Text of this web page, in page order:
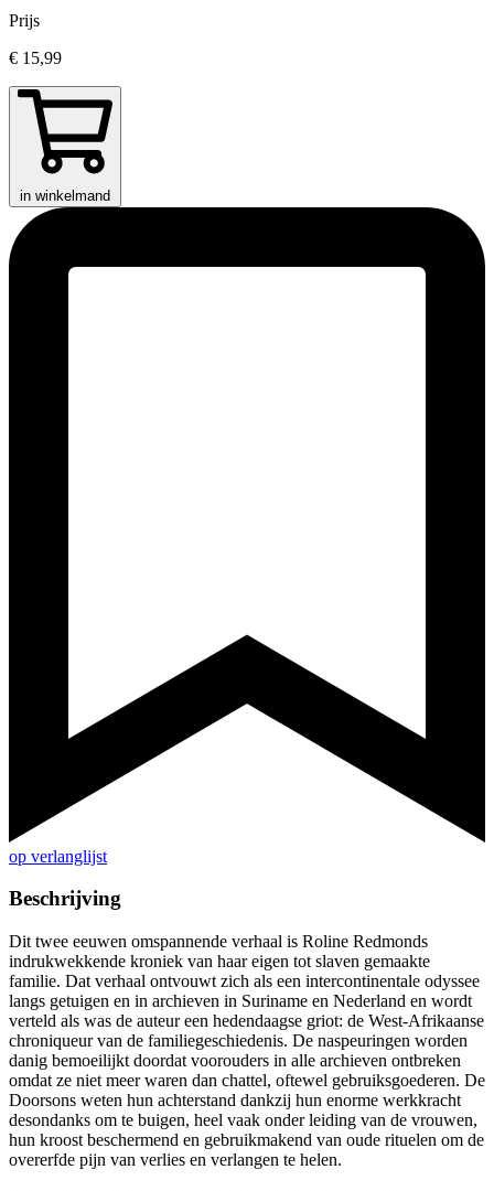
Prijs
€ 15,99
in winkelmand
op verlanglijst
Beschrijving
Dit twee eeuwen omspannende verhaal is Roline Redmonds
indrukwekkende kroniek van haar eigen tot slaven gemaakte
familie. Dat verhaal ontvouwt zich als een intercontinentale odyssee
langs getuigen en in archieven in Suriname en Nederland en wordt
verteld als was de auteur een hedendaagse griot: de West-Afrikaanse
chroniqueur van de familiegeschiedenis. De naspeuringen worden
danig bemoeilijkt doordat voorouders in alle archieven ontbreken
omdat ze niet meer waren dan chattel, oftewel gebruiksgoederen. De
Doorsons weten hun achterstand dankzij hun enorme werkkracht
desondanks om te buigen, heel vaak onder leiding van de vrouwen,
hun kroost beschermend en gebruikmakend van oude rituelen om de
overerfde pijn van verlies en verlangen te helen.